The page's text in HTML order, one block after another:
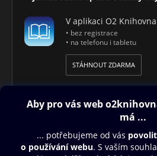
V aplikaci O2 Knihovna
• bez registrace
• na telefonu i tabletu
STÁHNOUT ZDARMA
Obsah ke stažení